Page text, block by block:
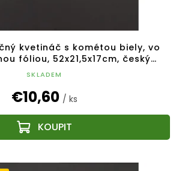
kvetináč s kométou biely, vo
fóliou, 52x21,5x17cm, český
výrobok
SKLADEM
€10,60 / ks